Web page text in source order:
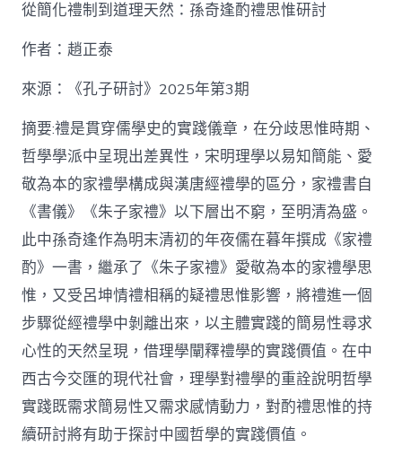
找
空
間】
從
簡
化
禮
制
到
道
理
天
然：
孫
奇
逢
酌
禮
思
從簡化禮制到道理天然：孫奇逢酌禮思惟研討
作者：趙正泰
來源：《孔子研討》2025年第3期
摘要:禮是貫穿儒學史的實踐儀章，在分歧思惟時期、
哲學學派中呈現出差異性，宋明理學以易知簡能、愛
敬為本的家禮學構成與漢唐經禮學的區分，家禮書自
《書儀》《朱子家禮》以下層出不窮，至明清為盛。
此中孫奇逢作為明末清初的年夜儒在暮年撰成《家禮
酌》一書，繼承了《朱子家禮》愛敬為本的家禮學思
惟，又受呂坤情禮相稱的疑禮思惟影響，將禮進一個
步驟從經禮學中剝離出來，以主體實踐的簡易性尋求
心性的天然呈現，借理學闡釋禮學的實踐價值。在中
西古今交匯的現代社會，理學對禮學的重詮說明哲學
實踐既需求簡易性又需求感情動力，對酌禮思惟的持
續研討將有助于探討中國哲學的實踐價值。